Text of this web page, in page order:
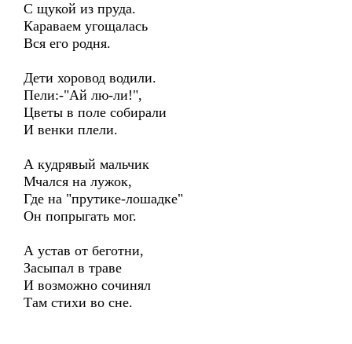
С щукой из пруда.
Караваем угощалась
Вся его родня.
Дети хоровод водили.
Пели:-"Ай лю-ли!",
Цветы в поле собирали
И венки плели.
А кудрявый мальчик
Мчался на лужок,
Где на "прутике-лошадке"
Он попрыгать мог.
А устав от беготни,
Засыпал в траве
И возможно сочинял
Там стихи во сне.